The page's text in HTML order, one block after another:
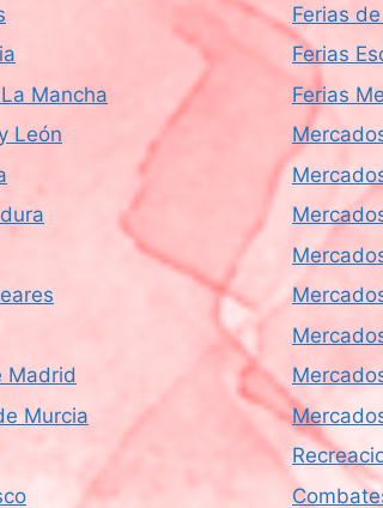
Mancha
León
Madrid
Murcia
Ferias
Ferias
Ferias